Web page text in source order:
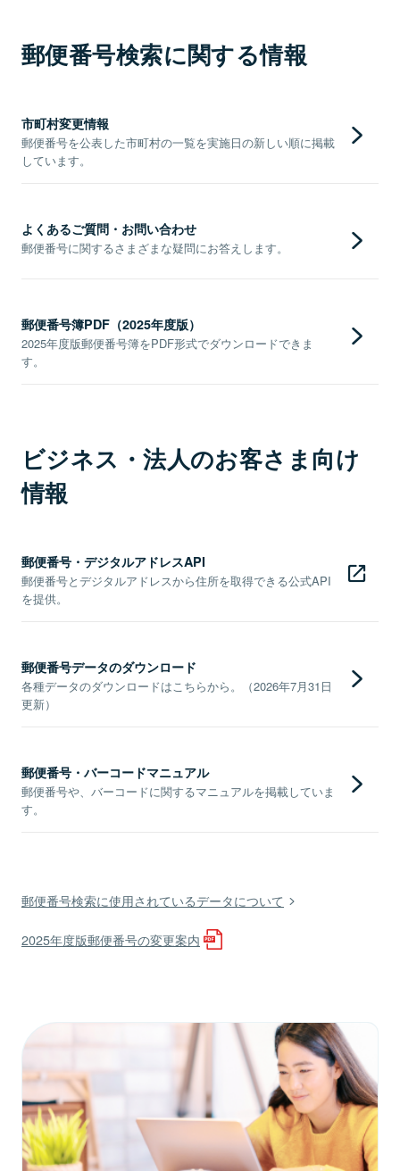
郵便番号検索に関する情報
市町村変更情報
郵便番号を公表した市町村の一覧を実施日の新しい順に掲載
しています。
よくあるご質問・お問い合わせ
郵便番号に関するさまざまな疑問にお答えします。
郵便番号簿PDF（2025年度版）
2025年度版郵便番号簿をPDF形式でダウンロードできま
す。
ビジネス・法人のお客さま向け
情報
郵便番号・デジタルアドレスAPI
郵便番号とデジタルアドレスから住所を取得できる公式API
を提供。
郵便番号データのダウンロード
各種データのダウンロードはこちらから。（2026年7月31日
更新）
郵便番号・バーコードマニュアル
郵便番号や、バーコードに関するマニュアルを掲載していま
す。
郵便番号検索に使用されているデータについて
2025年度版郵便番号の変更案内